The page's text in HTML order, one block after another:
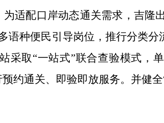
为适配口岸动态通关需求，吉隆
语种便民引导岗位，推行分类
采取“一站式”联合查验模式，
约通关、即验即放服务。并健